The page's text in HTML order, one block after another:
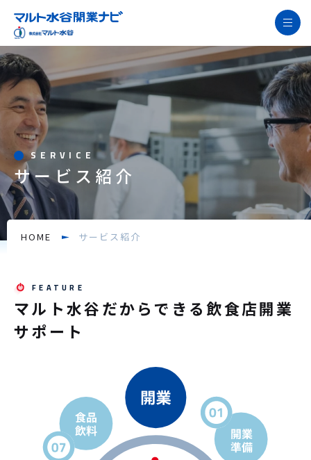
お問い合わせ
開業支援の特長
飲食店開業の流れ徹底解説
サービス紹介
開業サポート事例
開業お役立ち情報
お役立ち資料
HOME サービス紹介
SERVICE
サービス紹介
マルト水谷だからできる飲食店開業
サポート